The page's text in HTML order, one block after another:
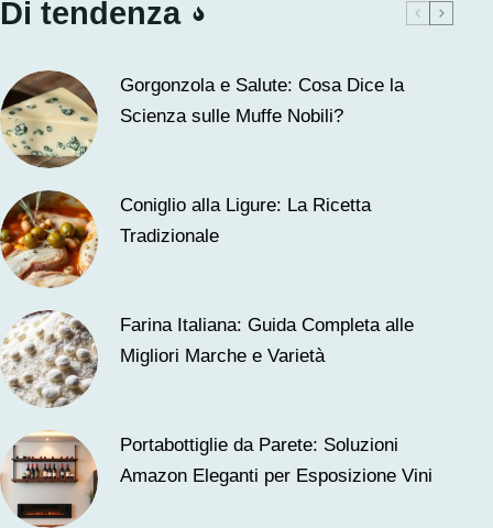
Di tendenza
Gorgonzola e Salute: Cosa Dice la
Scienza sulle Muffe Nobili?
Coniglio alla Ligure: La Ricetta
Tradizionale
Farina Italiana: Guida Completa alle
Migliori Marche e Varietà
Portabottiglie da Parete: Soluzioni
Amazon Eleganti per Esposizione Vini